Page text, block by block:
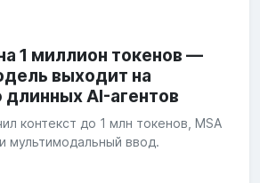
1 миллион токенов —
выходит на
AI-агентов
контекст до 1 млн токенов, MSA
мультимодальный ввод.